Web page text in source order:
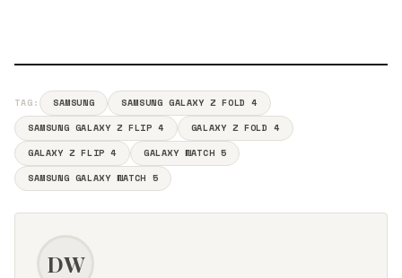
TAG: SAMSUNG
SAMSUNG GALAXY Z FOLD 4
SAMSUNG GALAXY Z FLIP 4
GALAXY Z FOLD 4
GALAXY Z FLIP 4
GALAXY WATCH 5
SAMSUNG GALAXY WATCH 5
DW